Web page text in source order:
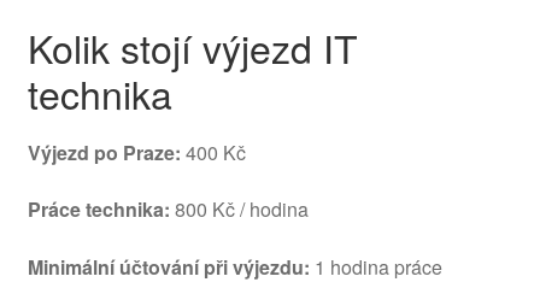
Kolik stojí výjezd IT
technika
Výjezd po Praze: 400 Kč
Práce technika: 800 Kč / hodina
Minimální účtování při výjezdu: 1 hodina práce